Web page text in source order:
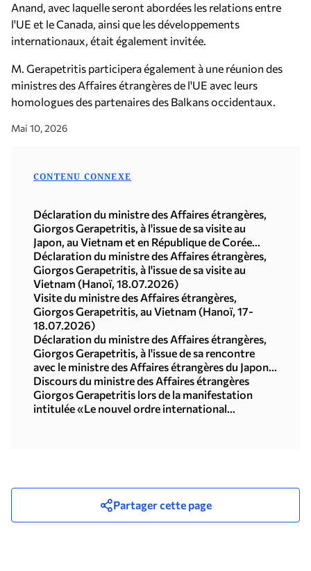
Anand, avec laquelle seront abordées les relations entre
l'UE et le Canada, ainsi que les développements
internationaux, était également invitée.
M. Gerapetritis participera également à une réunion des
ministres des Affaires étrangères de l'UE avec leurs
homologues des partenaires des Balkans occidentaux.
Mai 10, 2026
CONTENU CONNEXE
Déclaration du ministre des Affaires étrangères,
Giorgos Gerapetritis, à l'issue de sa visite au
Japon, au Vietnam et en République de Corée
(Séoul, 21.07.2026)
Déclaration du ministre des Affaires étrangères,
Giorgos Gerapetritis, à l'issue de sa visite au
Vietnam (Hanoï, 18.07.2026)
Visite du ministre des Affaires étrangères,
Giorgos Gerapetritis, au Vietnam (Hanoï, 17-
18.07.2026)
Déclaration du ministre des Affaires étrangères,
Giorgos Gerapetritis, à l'issue de sa rencontre
avec le ministre des Affaires étrangères du Japon,
Toshimitsu Motegi (Tokyo, 16.07.2026)
Discours du ministre des Affaires étrangères
Giorgos Gerapetritis lors de la manifestation
intitulée «Le nouvel ordre international
Partager cette page